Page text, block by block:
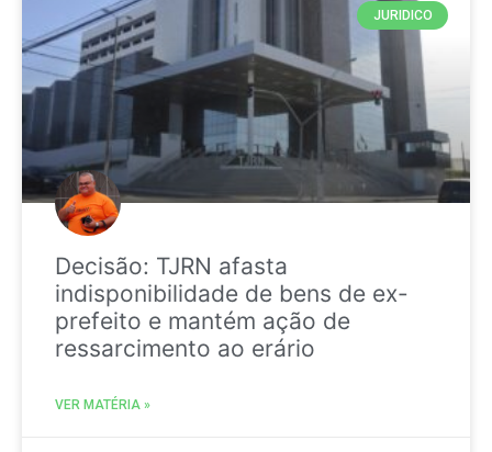
JURIDICO
Decisão: TJRN afasta
indisponibilidade de bens de ex-
prefeito e mantém ação de
ressarcimento ao erário
VER MATÉRIA »